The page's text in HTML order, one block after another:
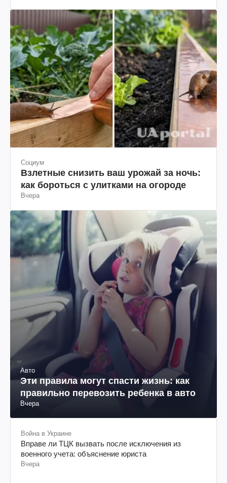
Социум
Взлетные снизить ваш урожай за ночь:
как бороться с улитками на огороде
Вчера
Авто
Эти правила могут спасти жизнь: как
правильно перевозить ребенка в авто
Вчера
Война в Украине
Вправе ли ТЦК вызвать после исключения из
военного учета: объяснение юриста
Вчера